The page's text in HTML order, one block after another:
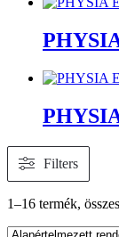
Filters
1–16 termék,